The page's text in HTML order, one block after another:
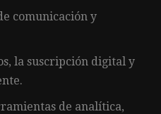
comunicación y
la suscripción digital y
de analítica,